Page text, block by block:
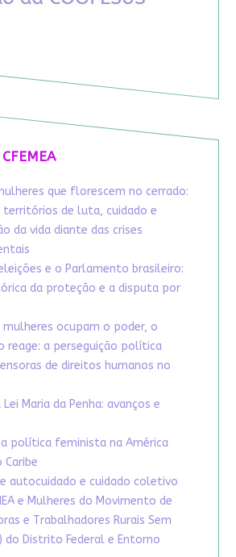
que florescem no cerrado:
territórios de luta, cuidado e
da vida diante das crises
e o Parlamento brasileiro:
da proteção e a disputa por
mulheres ocupam o poder, o
reage: a perseguição política
de direitos humanos no
Maria da Penha: avanços e
política feminista na América
Caribe
autocuidado e cuidado coletivo
e Mulheres do Movimento de
e Trabalhadores Rurais Sem
do Distrito Federal e Entorno